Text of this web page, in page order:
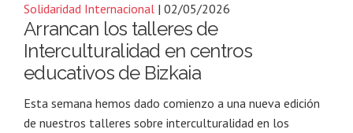
Solidaridad Internacional | 02/05/2026
Arrancan los talleres de
Interculturalidad en centros
educativos de Bizkaia
Esta semana hemos dado comienzo a una nueva edición
de nuestros talleres sobre interculturalidad en los